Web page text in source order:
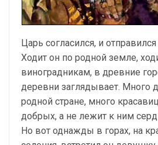
Царь согласился, и
Ходит он по родной земле,
виноградникам, в древние
деревни заглядывает. Много
родной стране, много
добрых, а не лежит к ним
Но вот однажды в горах, на